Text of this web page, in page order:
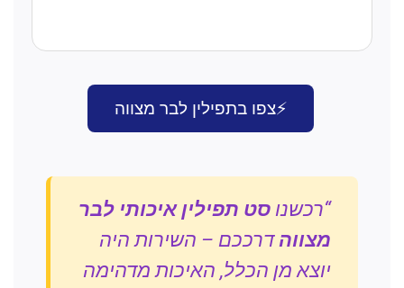
⚡צפו בתפילין לבר מצווה
“רכשנו סט תפילין איכותי לבר
מצווה דרככם – השירות היה
יוצא מן הכלל, האיכות מדהימה